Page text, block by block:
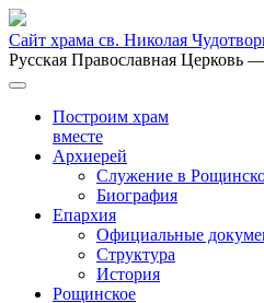
Сайт храма св. Николая
Русская Православная Церковь —
Построим храм
вместе
Архиерей
Служение в
Биография
Епархия
Официальные
Структура
История
Рощинское